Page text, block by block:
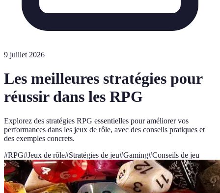
9 juillet 2026
Les meilleures stratégies pour
réussir dans les RPG
Explorez des stratégies RPG essentielles pour améliorer vos
performances dans les jeux de rôle, avec des conseils pratiques et
des exemples concrets.
#RPG#Jeux de rôle#Stratégies de jeu#Gaming#Conseils de jeu